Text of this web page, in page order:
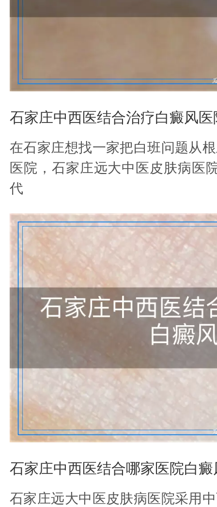
石家庄中西医结合治疗白癜风
在石家庄想找一家把白班问题从
医院，石家庄远大中医皮肤病医
代
石家庄中西医结合哪家医院白癜
石家庄远大中医皮肤病医院采用